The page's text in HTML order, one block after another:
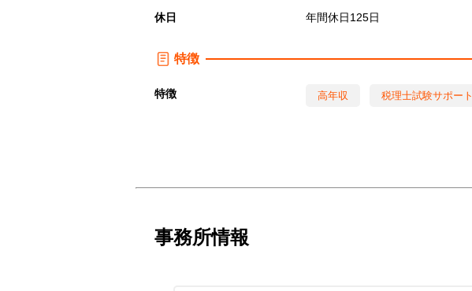
休日 年間休日125日
特徴
特徴 高年収 税理士試験サポート
事務所情報